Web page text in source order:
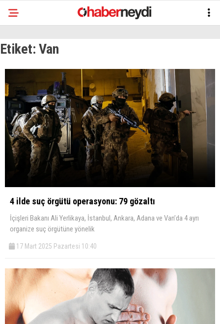
Etiket: Van
4 ilde suç örgütü operasyonu: 79 gözaltı
İçişleri Bakanı Ali Yerlikaya, İstanbul, Ankara, Adana ve Van’da 4 ayrı
organize suç örgütüne yönelik
17 Mart 2025 Pazartesi 10:40